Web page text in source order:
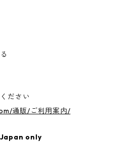
ださい
通販/ご利用案内/
only